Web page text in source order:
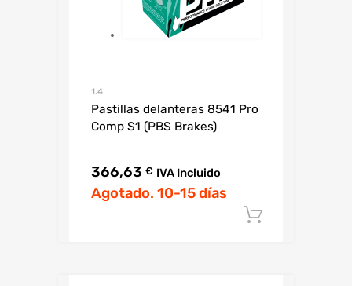
1.4
Pastillas delanteras 8541 Pro
Comp S1 (PBS Brakes)
366,63 € IVA Incluido
Agotado. 10-15 días